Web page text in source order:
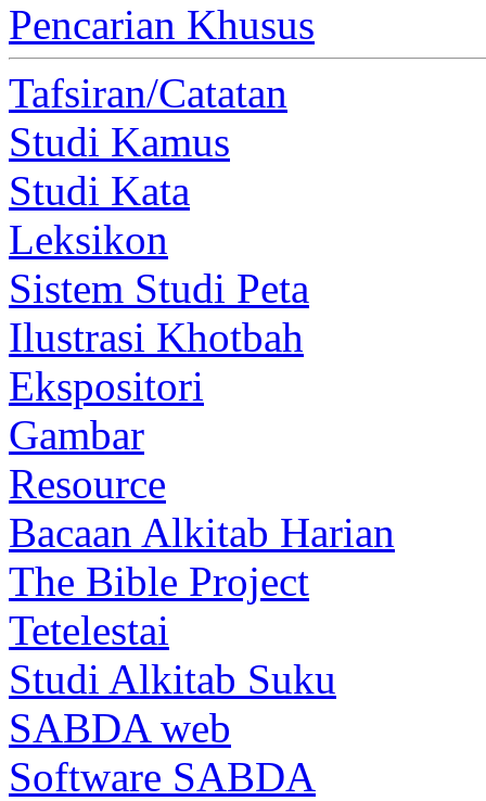
Pencarian Khusus
Tafsiran/Catatan
Studi Kamus
Studi Kata
Leksikon
Sistem Studi Peta
Ilustrasi Khotbah
Ekspositori
Gambar
Resource
Bacaan Alkitab Harian
The Bible Project
Tetelestai
Studi Alkitab Suku
SABDA web
Software SABDA